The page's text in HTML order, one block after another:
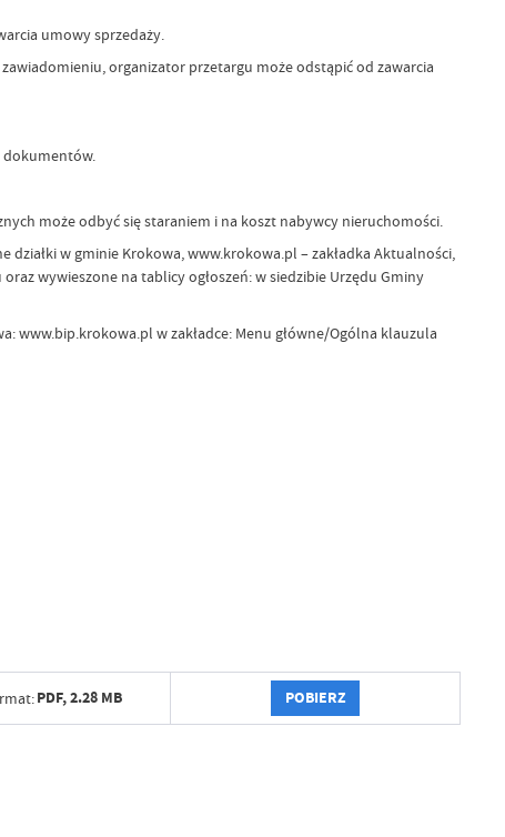
umowy sprzedaży.
organizator przetargu może odstąpić od zawarcia
dokumentów.
może odbyć się staraniem i na koszt nabywcy nieruchomości.
działki w gminie Krokowa, www.krokowa.pl – zakładka Aktualności,
wywieszone na tablicy ogłoszeń: w siedzibie Urzędu Gminy
www.bip.krokowa.pl w zakładce: Menu główne/Ogólna klauzula
PDF,2.28 MB POBIERZ